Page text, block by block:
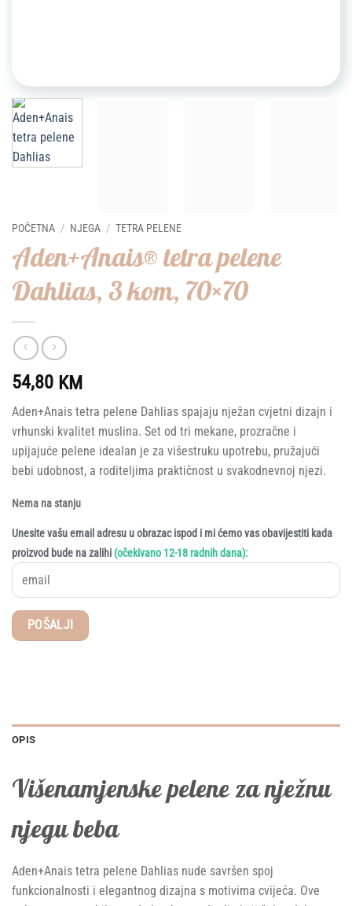
POČETNA / NJEGA / TETRA PELENE
Aden+Anais® tetra pelene
Dahlias, 3 kom, 70×70
54,80 KM
Aden+Anais tetra pelene Dahlias spajaju nježan cvjetni dizajn i
vrhunski kvalitet muslina. Set od tri mekane, prozračne i
upijajuće pelene idealan je za višestruku upotrebu, pružajući
bebi udobnost, a roditeljima praktičnost u svakodnevnoj njezi.
Nema na stanju
Unesite vašu email adresu u obrazac ispod i mi ćemo vas obavijestiti kada
proizvod bude na zalihi (očekivano 12-18 radnih dana):
OPIS
Višenamjenske pelene za nježnu
njegu beba
Aden+Anais tetra pelene Dahlias nude savršen spoj
funkcionalnosti i elegantnog dizajna s motivima cvijeća. Ove